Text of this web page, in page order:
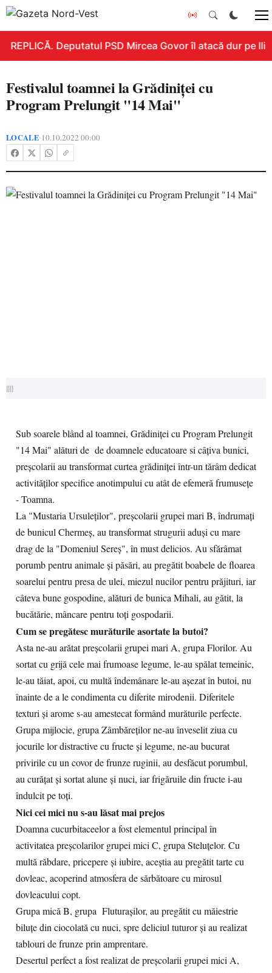
REPLICĂ. Deputatul PSD Mircea Govor îl atacă dur pe
Festivalul toamnei la Grădiniței cu
Program Prelungit "14 Mai"
LOCALE•10.10.2022 00:00
||||
Sub soarele blând al toamnei, Grădiniței cu Program Prelungit
"14 Mai" alături de de doamnele educatoare si câțiva bunici,
preșcolarii au transformat curtea grădiniței într-un tărâm dedicat
activităților specifice anotimpului cu atât de efemeră frumusețe
- Toamna.
La "Mustaria Ursuleților", preșcolarii grupei mari B, îndrumați
de bunicul Chermeș, au transformat strugurii aduși cu mare
drag de la "Domeniul Sereș", în must delicios. Au sfărâmat
porumb pentru animale și păsări, au pregătit boabele de floarea
soarelui pentru presa de ulei, miezul nucilor pentru prăjituri, iar
câteva bune gospodine, alături de bunica Mihali, au gătit, la
bucătărie, mâncare pentru toți gospodarii.
Cum se pregătesc murăturile asortate la butoi?
Asta ne-au arătat preșcolarii grupei mari A, grupa Florilor. Au
sortat cu grijă cele mai frumoase legume, le-au spălat temeinic,
le-au tăiat, apoi, cu multă îndemânare le-au așezat în butoi, nu
înainte de a le condimenta cu diferite mirodenii. Diferitele
texturi și arome s-au amestecat formând murăturile perfecte.
Grupa mijlocie, grupa Zâmbăreților ne-au înveselit ziua cu
jocurile lor distractive cu fructe și legume, ne-au bucurat
privirile cu un covor de frunze ruginii, au desfăcut porumbul,
au curățat și sortat alune și nuci, iar frigăruile din fructe i-au
îndulcit pe toți.
Nici cei mici nu s-au lăsat mai prejos
Doamna cucurbitaceelor a fost elementul principal în
activitatea preșcolarilor grupei mici C, grupa Steluțelor. Cu
multă răbdare, pricepere și iubire, aceștia au pregătit tarte cu
dovleac, acoperind atmosfera de sărbătoare cu mirosul
dovleacului copt.
Grupa mică B, grupa Fluturașilor, au pregătit cu măiestrie
biluțe din ciocolată cu nuci, spre deliciul tuturor și au realizat
tablouri de frunze prin amprentare.
Desertul perfect a fost realizat de preșcolarii grupei mici A,